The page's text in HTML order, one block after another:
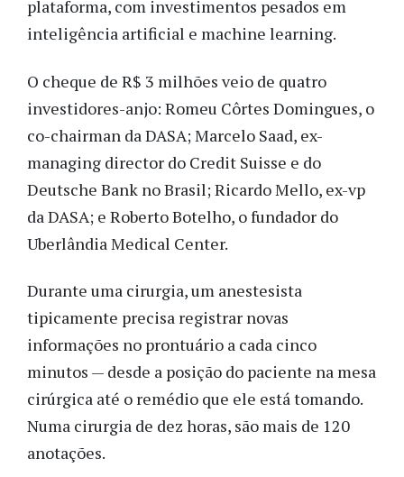
plataforma, com investimentos pesados em
inteligência artificial e machine learning.
O cheque de R$ 3 milhões veio de quatro
investidores-anjo: Romeu Côrtes Domingues, o
co-chairman da DASA; Marcelo Saad, ex-
managing director do Credit Suisse e do
Deutsche Bank no Brasil; Ricardo Mello, ex-vp
da DASA; e Roberto Botelho, o fundador do
Uberlândia Medical Center.
Durante uma cirurgia, um anestesista
tipicamente precisa registrar novas
informações no prontuário a cada cinco
minutos — desde a posição do paciente na mesa
cirúrgica até o remédio que ele está tomando.
Numa cirurgia de dez horas, são mais de 120
anotações.